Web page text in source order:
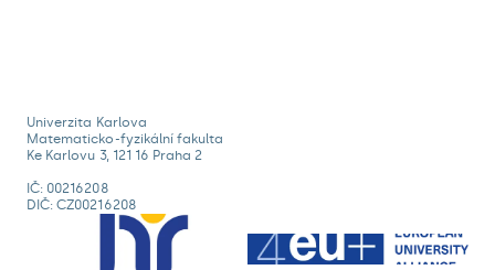
Univerzita Karlova
Matematicko-fyzikální fakulta
Ke Karlovu 3, 121 16 Praha 2
IČ: 00216208
DIČ: CZ00216208